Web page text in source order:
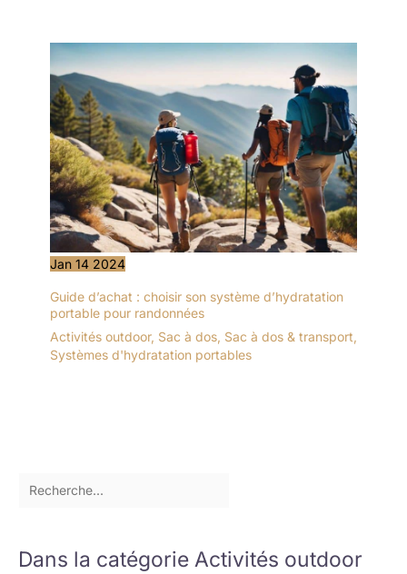
Jan 14 2024
Guide d’achat : choisir son système d’hydratation
portable pour randonnées
Activités outdoor, Sac à dos, Sac à dos & transport,
Systèmes d'hydratation portables
Dans la catégorie Activités outdoor